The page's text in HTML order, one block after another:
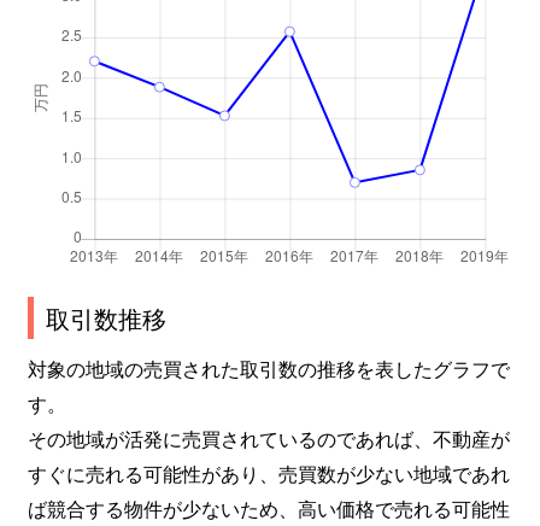
取引数推移
対象の地域の売買された取引数の推移を表したグラフで
す。
その地域が活発に売買されているのであれば、不動産が
すぐに売れる可能性があり、売買数が少ない地域であれ
ば競合する物件が少ないため、高い価格で売れる可能性